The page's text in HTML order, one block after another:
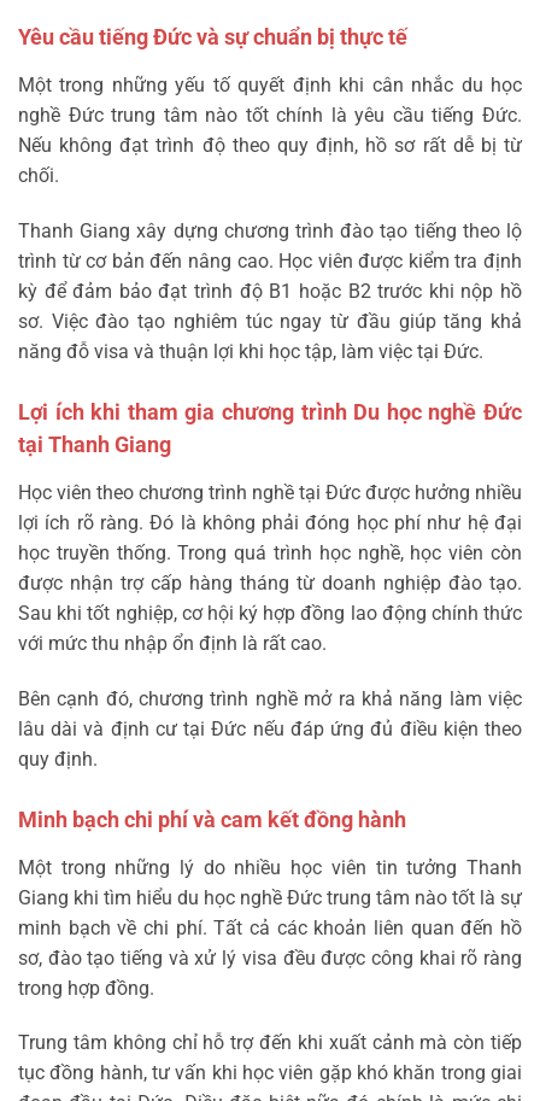
Yêu cầu tiếng Đức và sự chuẩn bị thực tế
Một trong những yếu tố quyết định khi cân nhắc du học
nghề Đức trung tâm nào tốt chính là yêu cầu tiếng Đức.
Nếu không đạt trình độ theo quy định, hồ sơ rất dễ bị từ
chối.
Thanh Giang xây dựng chương trình đào tạo tiếng theo lộ
trình từ cơ bản đến nâng cao. Học viên được kiểm tra định
kỳ để đảm bảo đạt trình độ B1 hoặc B2 trước khi nộp hồ
sơ. Việc đào tạo nghiêm túc ngay từ đầu giúp tăng khả
năng đỗ visa và thuận lợi khi học tập, làm việc tại Đức.
Lợi ích khi tham gia chương trình Du học nghề Đức
tại Thanh Giang
Học viên theo chương trình nghề tại Đức được hưởng nhiều
lợi ích rõ ràng. Đó là không phải đóng học phí như hệ đại
học truyền thống. Trong quá trình học nghề, học viên còn
được nhận trợ cấp hàng tháng từ doanh nghiệp đào tạo.
Sau khi tốt nghiệp, cơ hội ký hợp đồng lao động chính thức
với mức thu nhập ổn định là rất cao.
Bên cạnh đó, chương trình nghề mở ra khả năng làm việc
lâu dài và định cư tại Đức nếu đáp ứng đủ điều kiện theo
quy định.
Minh bạch chi phí và cam kết đồng hành
Một trong những lý do nhiều học viên tin tưởng Thanh
Giang khi tìm hiểu du học nghề Đức trung tâm nào tốt là sự
minh bạch về chi phí. Tất cả các khoản liên quan đến hồ
sơ, đào tạo tiếng và xử lý visa đều được công khai rõ ràng
trong hợp đồng.
Trung tâm không chỉ hỗ trợ đến khi xuất cảnh mà còn tiếp
tục đồng hành, tư vấn khi học viên gặp khó khăn trong giai